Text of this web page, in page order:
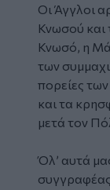
Οι Άγγλοι
Κνωσού και
Κνωσό, η
των
πορείες
και τα
μετά τον
Όλ’ αυτά